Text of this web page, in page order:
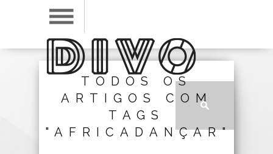
TODOS OS
ARTIGOS COM
TAGS
"AFRICADANÇAR"